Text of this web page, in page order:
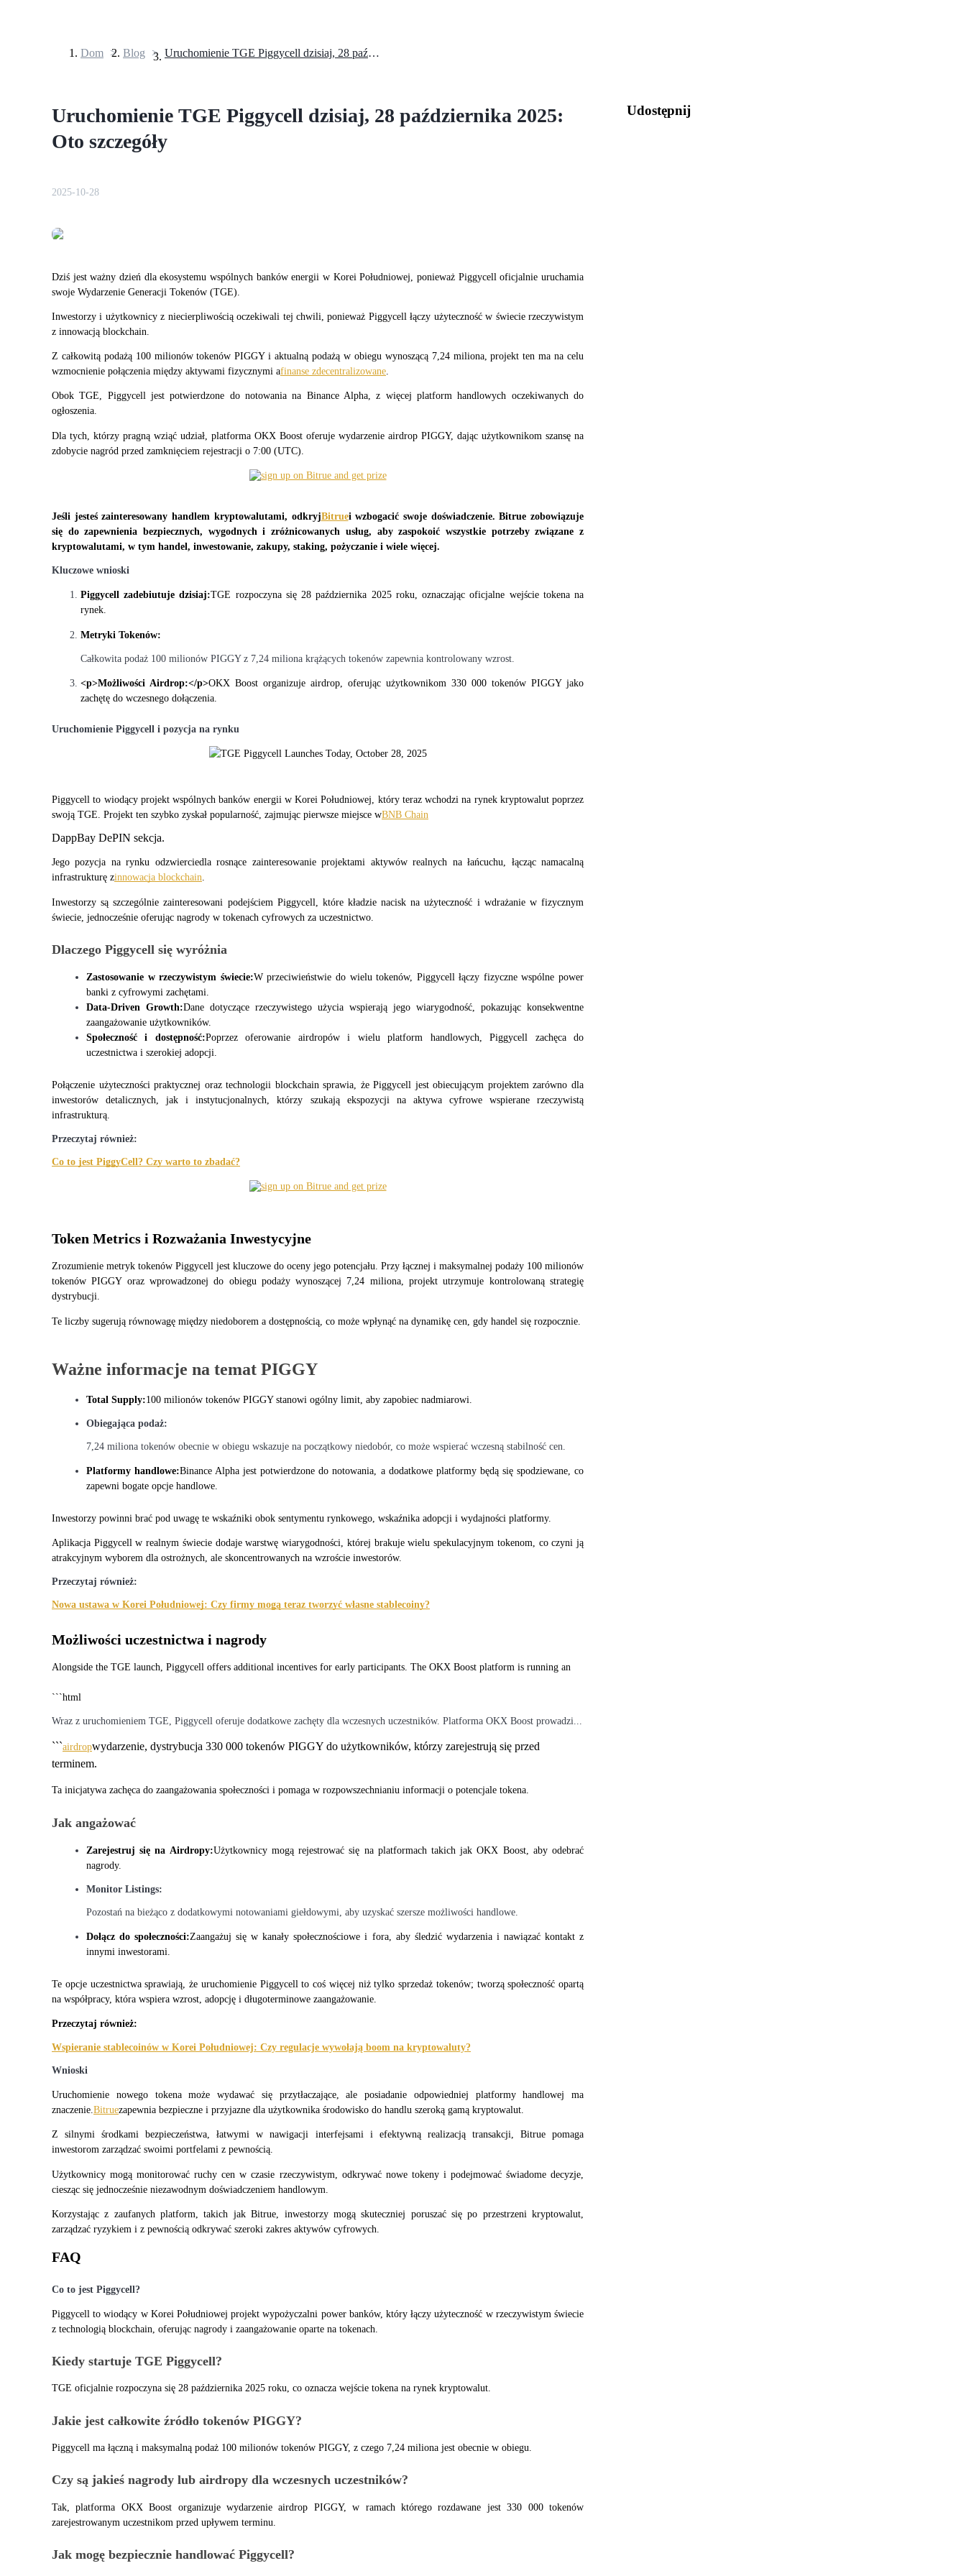
Kontrakty futures wykorzystujące USDT jako zabezpieczenie
Kontrakty terminowe na kryptowaluty
Kontrakty terminowe na USDC
Kontrakty futures wykorzystujące USDC jako zabezpieczenie
Kopiowanie Transakcji
Zostań traderem kopiującym
Ciesz się podziałem zysków i prowizjami z kopiowania transakcji
Informacja
Przewodnik
Strategie handlowe
Dowiedz się, jak zachować rentowność
Mocna Świnka
Wysokie zyski i natychmiastowy dostęp
Launchpool
Elastyczne stawianie zakładów, aby zarabiać na popularnych tokenach
Ekskluzywne inwestycje dla posiadaczy BTR
Dom > Blog > Uruchomienie TGE Piggycell dzisiaj, 28 października 2025: Oto szczegóły
Uruchomienie TGE Piggycell dzisiaj, 28 października 2025:
Oto szczegóły
2025-10-28
Dziś jest ważny dzień dla ekosystemu wspólnych banków energii w Korei Południowej, ponieważ Piggycell oficjalnie uruchamia
swoje Wydarzenie Generacji Tokenów (TGE).
Inwestorzy i użytkownicy z niecierpliwością oczekiwali tej chwili, ponieważ Piggycell łączy użyteczność w świecie rzeczywistym
z innowacją blockchain.
Z całkowitą podażą 100 milionów tokenów PIGGY i aktualną podażą w obiegu wynoszącą 7,24 miliona, projekt ten ma na celu
wzmocnienie połączenia między aktywami fizycznymi afinanse zdecentralizowane.
Obok TGE, Piggycell jest potwierdzone do notowania na Binance Alpha, z więcej platform handlowych oczekiwanych do
ogłoszenia.
Dla tych, którzy pragną wziąć udział, platforma OKX Boost oferuje wydarzenie airdrop PIGGY, dając użytkownikom szansę na
zdobycie nagród przed zamknięciem rejestracji o 7:00 (UTC).
Jeśli jesteś zainteresowany handlem kryptowalutami, odkryjBitruei wzbogacić swoje doświadczenie. Bitrue zobowiązuje
się do zapewnienia bezpiecznych, wygodnych i zróżnicowanych usług, aby zaspokoić wszystkie potrzeby związane z
kryptowalutami, w tym handel, inwestowanie, zakupy, staking, pożyczanie i wiele więcej.
Kluczowe wnioski
Piggycell zadebiutuje dzisiaj:TGE rozpoczyna się 28 października 2025 roku, oznaczając oficjalne wejście tokena na
rynek.
Metryki Tokenów:
Całkowita podaż 100 milionów PIGGY z 7,24 miliona krążących tokenów zapewnia kontrolowany wzrost.
<p>Możliwości Airdrop:</p>OKX Boost organizuje airdrop, oferując użytkownikom 330 000 tokenów PIGGY jako
zachętę do wczesnego dołączenia.
Uruchomienie Piggycell i pozycja na rynku
Piggycell to wiodący projekt wspólnych banków energii w Korei Południowej, który teraz wchodzi na rynek kryptowalut poprzez
swoją TGE. Projekt ten szybko zyskał popularność, zajmując pierwsze miejsce wBNB Chain
DappBay DePIN sekcja.
Jego pozycja na rynku odzwierciedla rosnące zainteresowanie projektami aktywów realnych na łańcuchu, łącząc namacalną
infrastrukturę zinnowacja blockchain.
Inwestorzy są szczególnie zainteresowani podejściem Piggycell, które kładzie nacisk na użyteczność i wdrażanie w fizycznym
świecie, jednocześnie oferując nagrody w tokenach cyfrowych za uczestnictwo.
Dlaczego Piggycell się wyróżnia
Zastosowanie w rzeczywistym świecie:W przeciwieństwie do wielu tokenów, Piggycell łączy fizyczne wspólne power
banki z cyfrowymi zachętami.
Data-Driven Growth:Dane dotyczące rzeczywistego użycia wspierają jego wiarygodność, pokazując konsekwentne
zaangażowanie użytkowników.
Społeczność i dostępność:Poprzez oferowanie airdropów i wielu platform handlowych, Piggycell zachęca do
uczestnictwa i szerokiej adopcji.
Połączenie użyteczności praktycznej oraz technologii blockchain sprawia, że Piggycell jest obiecującym projektem zarówno dla
inwestorów detalicznych, jak i instytucjonalnych, którzy szukają ekspozycji na aktywa cyfrowe wspierane rzeczywistą
infrastrukturą.
Przeczytaj również:
Co to jest PiggyCell? Czy warto to zbadać?
Token Metrics i Rozważania Inwestycyjne
Zrozumienie metryk tokenów Piggycell jest kluczowe do oceny jego potencjału. Przy łącznej i maksymalnej podaży 100 milionów
tokenów PIGGY oraz wprowadzonej do obiegu podaży wynoszącej 7,24 miliona, projekt utrzymuje kontrolowaną strategię
dystrybucji.
Te liczby sugerują równowagę między niedoborem a dostępnością, co może wpłynąć na dynamikę cen, gdy handel się rozpocznie.
Ważne informacje na temat PIGGY
Total Supply:100 milionów tokenów PIGGY stanowi ogólny limit, aby zapobiec nadmiarowi.
Obiegająca podaż:
7,24 miliona tokenów obecnie w obiegu wskazuje na początkowy niedobór, co może wspierać wczesną stabilność cen.
Platformy handlowe:Binance Alpha jest potwierdzone do notowania, a dodatkowe platformy będą się spodziewane, co
zapewni bogate opcje handlowe.
Inwestorzy powinni brać pod uwagę te wskaźniki obok sentymentu rynkowego, wskaźnika adopcji i wydajności platformy.
Aplikacja Piggycell w realnym świecie dodaje warstwę wiarygodności, której brakuje wielu spekulacyjnym tokenom, co czyni ją
atrakcyjnym wyborem dla ostrożnych, ale skoncentrowanych na wzroście inwestorów.
Przeczytaj również:
Nowa ustawa w Korei Południowej: Czy firmy mogą teraz tworzyć własne stablecoiny?
Możliwości uczestnictwa i nagrody
Alongside the TGE launch, Piggycell offers additional incentives for early participants. The OKX Boost platform is running an
Wraz z uruchomieniem TGE, Piggycell oferuje dodatkowe zachęty dla wczesnych uczestników. Platforma OKX Boost prowadzi...
```airdropwydarzenie, dystrybucja 330 000 tokenów PIGGY do użytkowników, którzy zarejestrują się przed
terminem.
Ta inicjatywa zachęca do zaangażowania społeczności i pomaga w rozpowszechnianiu informacji o potencjale tokena.
Jak angażować
Zarejestruj się na Airdropy:Użytkownicy mogą rejestrować się na platformach takich jak OKX Boost, aby odebrać
nagrody.
Monitor Listings:
Pozostań na bieżąco z dodatkowymi notowaniami giełdowymi, aby uzyskać szersze możliwości handlowe.
Dołącz do społeczności:Zaangażuj się w kanały społecznościowe i fora, aby śledzić wydarzenia i nawiązać kontakt z
innymi inwestorami.
Te opcje uczestnictwa sprawiają, że uruchomienie Piggycell to coś więcej niż tylko sprzedaż tokenów; tworzą społeczność opartą
na współpracy, która wspiera wzrost, adopcję i długoterminowe zaangażowanie.
Przeczytaj również:
Wspieranie stablecoinów w Korei Południowej: Czy regulacje wywołają boom na kryptowaluty?
Wnioski
Uruchomienie nowego tokena może wydawać się przytłaczające, ale posiadanie odpowiedniej platformy handlowej ma
znaczenie.Bitruezapewnia bezpieczne i przyjazne dla użytkownika środowisko do handlu szeroką gamą kryptowalut.
Z silnymi środkami bezpieczeństwa, łatwymi w nawigacji interfejsami i efektywną realizacją transakcji, Bitrue pomaga
inwestorom zarządzać swoimi portfelami z pewnością.
Użytkownicy mogą monitorować ruchy cen w czasie rzeczywistym, odkrywać nowe tokeny i podejmować świadome decyzje,
ciesząc się jednocześnie niezawodnym doświadczeniem handlowym.
Korzystając z zaufanych platform, takich jak Bitrue, inwestorzy mogą skuteczniej poruszać się po przestrzeni kryptowalut,
zarządzać ryzykiem i z pewnością odkrywać szeroki zakres aktywów cyfrowych.
FAQ
Co to jest Piggycell?
Piggycell to wiodący w Korei Południowej projekt wypożyczalni power banków, który łączy użyteczność w rzeczywistym świecie
z technologią blockchain, oferując nagrody i zaangażowanie oparte na tokenach.
Kiedy startuje TGE Piggycell?
TGE oficjalnie rozpoczyna się 28 października 2025 roku, co oznacza wejście tokena na rynek kryptowalut.
Jakie jest całkowite źródło tokenów PIGGY?
Piggycell ma łączną i maksymalną podaż 100 milionów tokenów PIGGY, z czego 7,24 miliona jest obecnie w obiegu.
Czy są jakieś nagrody lub airdropy dla wczesnych uczestników?
Tak, platforma OKX Boost organizuje wydarzenie airdrop PIGGY, w ramach którego rozdawane jest 330 000 tokenów
zarejestrowanym uczestnikom przed upływem terminu.
Jak mogę bezpiecznie handlować Piggycell?
Udostępnij